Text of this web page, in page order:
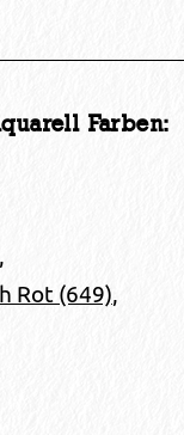
Farben:
,
Rot (649),